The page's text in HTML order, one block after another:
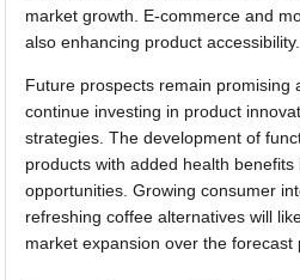
market growth. E-commerce and
also enhancing product accessibility.
Future prospects remain promising
continue investing in product
strategies. The development of
products with added health
opportunities. Growing consumer
refreshing coffee alternatives will
market expansion over the forecast